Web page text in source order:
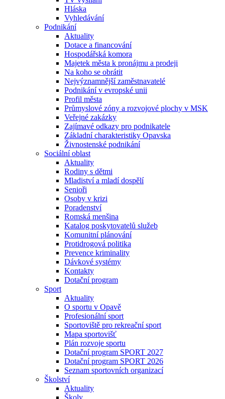
Hláska
Vyhledávání
Podnikání
Aktuality
Dotace a financování
Hospodářská komora
Majetek města k pronájmu a prodeji
Na koho se obrátit
Nejvýznamnější zaměstnavatelé
Podnikání v evropské unii
Profil města
Průmyslové zóny a rozvojové plochy v MSK
Veřejné zakázky
Zajímavé odkazy pro podnikatele
Základní charakteristiky Opavska
Živnostenské podnikání
Sociální oblast
Aktuality
Rodiny s dětmi
Mladiství a mladí dospělí
Senioři
Osoby v krizi
Poradenství
Romská menšina
Katalog poskytovatelů služeb
Komunitní plánování
Protidrogová politika
Prevence kriminality
Dávkové systémy
Kontakty
Dotační program
Sport
Aktuality
O sportu v Opavě
Profesionální sport
Sportoviště pro rekreační sport
Mapa sportovišť
Plán rozvoje sportu
Dotační program SPORT 2027
Dotační program SPORT 2026
Seznam sportovních organizací
Školství
Aktuality